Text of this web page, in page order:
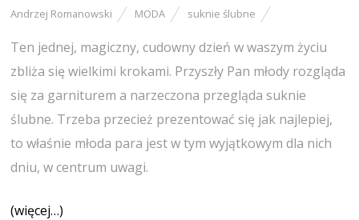
Andrzej Romanowski MODA suknie ślubne
Ten jednej, magiczny, cudowny dzień w waszym życiu
zbliża się wielkimi krokami. Przyszły Pan młody rozgląda
się za garniturem a narzeczona przegląda suknie
ślubne. Trzeba przecież prezentować się jak najlepiej,
to właśnie młoda para jest w tym wyjątkowym dla nich
dniu, w centrum uwagi.
(więcej…)